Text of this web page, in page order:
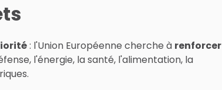
: l'Union Européenne cherche à renforcer
l'énergie, la santé, l'alimentation, la